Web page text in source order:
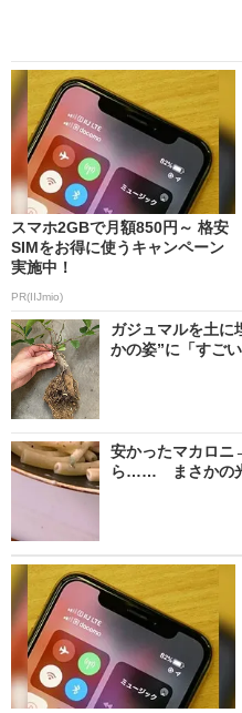
スマホ2GBで月額850円～ 格安
SIMをお得に使うキャンペーン
実施中！
PR(IIJmio)
ガジュマルを土
かの姿”に「すご
安かったマカロ
ら…… まさかの光